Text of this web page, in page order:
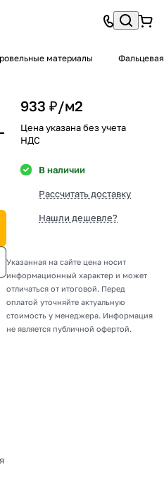
материалы
933 ₽/м2
Цена указана без учета
НДС
В наличии
Рассчитать доставку
Нашли дешевле?
Указанная на сайте цена носит
информационный характер и может
отличаться от итоговой. Перед
оплатой уточняйте актуальную
стоимость у менеджера. Информация
не является публичной офертой.